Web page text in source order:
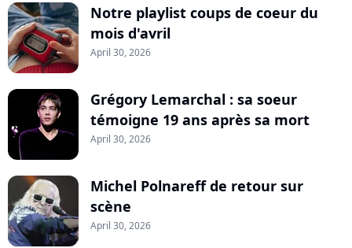
Notre playlist coups de coeur du
mois d'avril
April 30, 2026
Grégory Lemarchal : sa soeur
témoigne 19 ans après sa mort
April 30, 2026
Michel Polnareff de retour sur
scène
April 30, 2026